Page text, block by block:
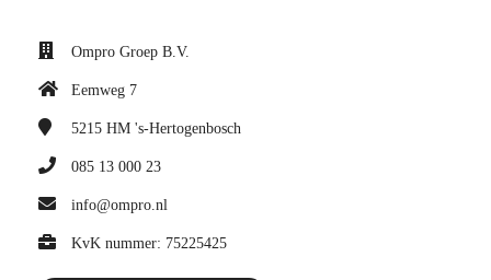
Ompro Groep B.V.
Eemweg 7
5215 HM 's-Hertogenbosch
085 13 000 23
info@ompro.nl
KvK nummer: 75225425